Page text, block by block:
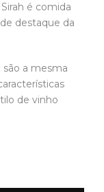
é comida
destaque da
são a mesma
de vinho